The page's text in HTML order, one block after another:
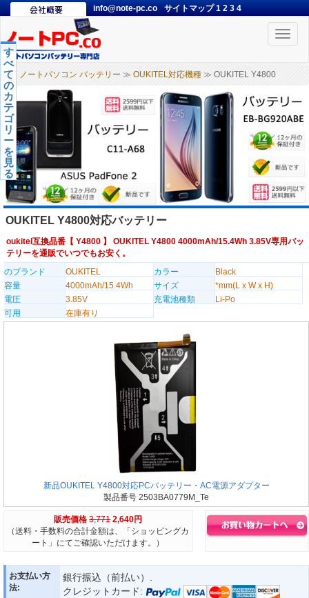
info@note-pc.co サイトマップ1 2 3 4
Toggle
ノートパソコン バッテリー ≫ OUKITEL対応機種 ≫ OUKITEL Y4800
す
べ
て
の
カ
テ
ゴ
リ
ー
を
見
る
OUKITEL Y4800対応バッテリー
oukitel互換品番【 Y4800 】 OUKITEL Y4800 4000mAh/15.4Wh 3.85V専用バッ
テリーを通販でいつでもお安く。
のブランド
OUKITEL カラー
Black
容量
4000mAh/15.4Wh サイズ
*mm(L x W x H)
電圧
3.85V 充電池種類
Li-Po
可用
在庫有り
新品OUKITEL Y4800対応PCバッテリー・AC電源アダプター
製品番号 2503BA0779M_Te
販売価格 3,771 2,640円
（送料・手数料の合計金額は、「ショッピングカ
ート」にてご確認いただけます。）
お支払い方
法:
銀行振込（前払い）.
クレジットカード: